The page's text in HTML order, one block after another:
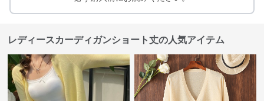
レディースカーディガンショート丈の人気アイテム